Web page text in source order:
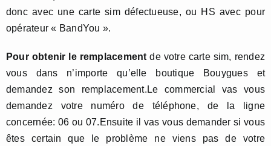
donc avec une carte sim défectueuse, ou HS avec pour
opérateur « BandYou ».
Pour obtenir le remplacementde votre carte sim, rendez
vous dans n’importe qu’elle boutique Bouygues et
demandez son remplacement.Le commercial vas vous
demandez votre numéro de téléphone, de la ligne
concernée: 06 ou 07.Ensuite il vas vous demander si vous
êtes certain que le problème ne viens pas de votre